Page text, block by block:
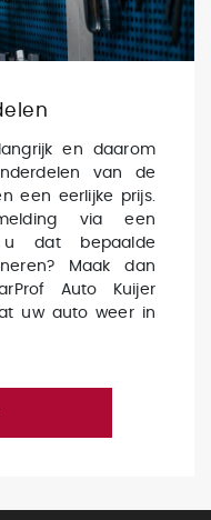
en daarom
van de
een eerlijke prijs.
via een
u dat bepaalde
Maak dan
Auto Kuijer
uw auto weer in